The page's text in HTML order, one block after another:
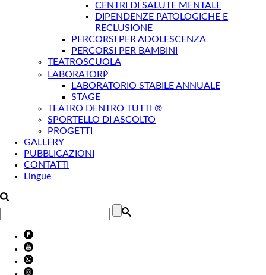
CENTRI DI SALUTE MENTALE
DIPENDENZE PATOLOGICHE E
RECLUSIONE
PERCORSI PER ADOLESCENZA
PERCORSI PER BAMBINI
TEATROSCUOLA
LABORATORI
LABORATORIO STABILE ANNUALE
STAGE
TEATRO DENTRO TUTTI ®
SPORTELLO DI ASCOLTO
PROGETTI
GALLERY
PUBBLICAZIONI
CONTATTI
Lingue